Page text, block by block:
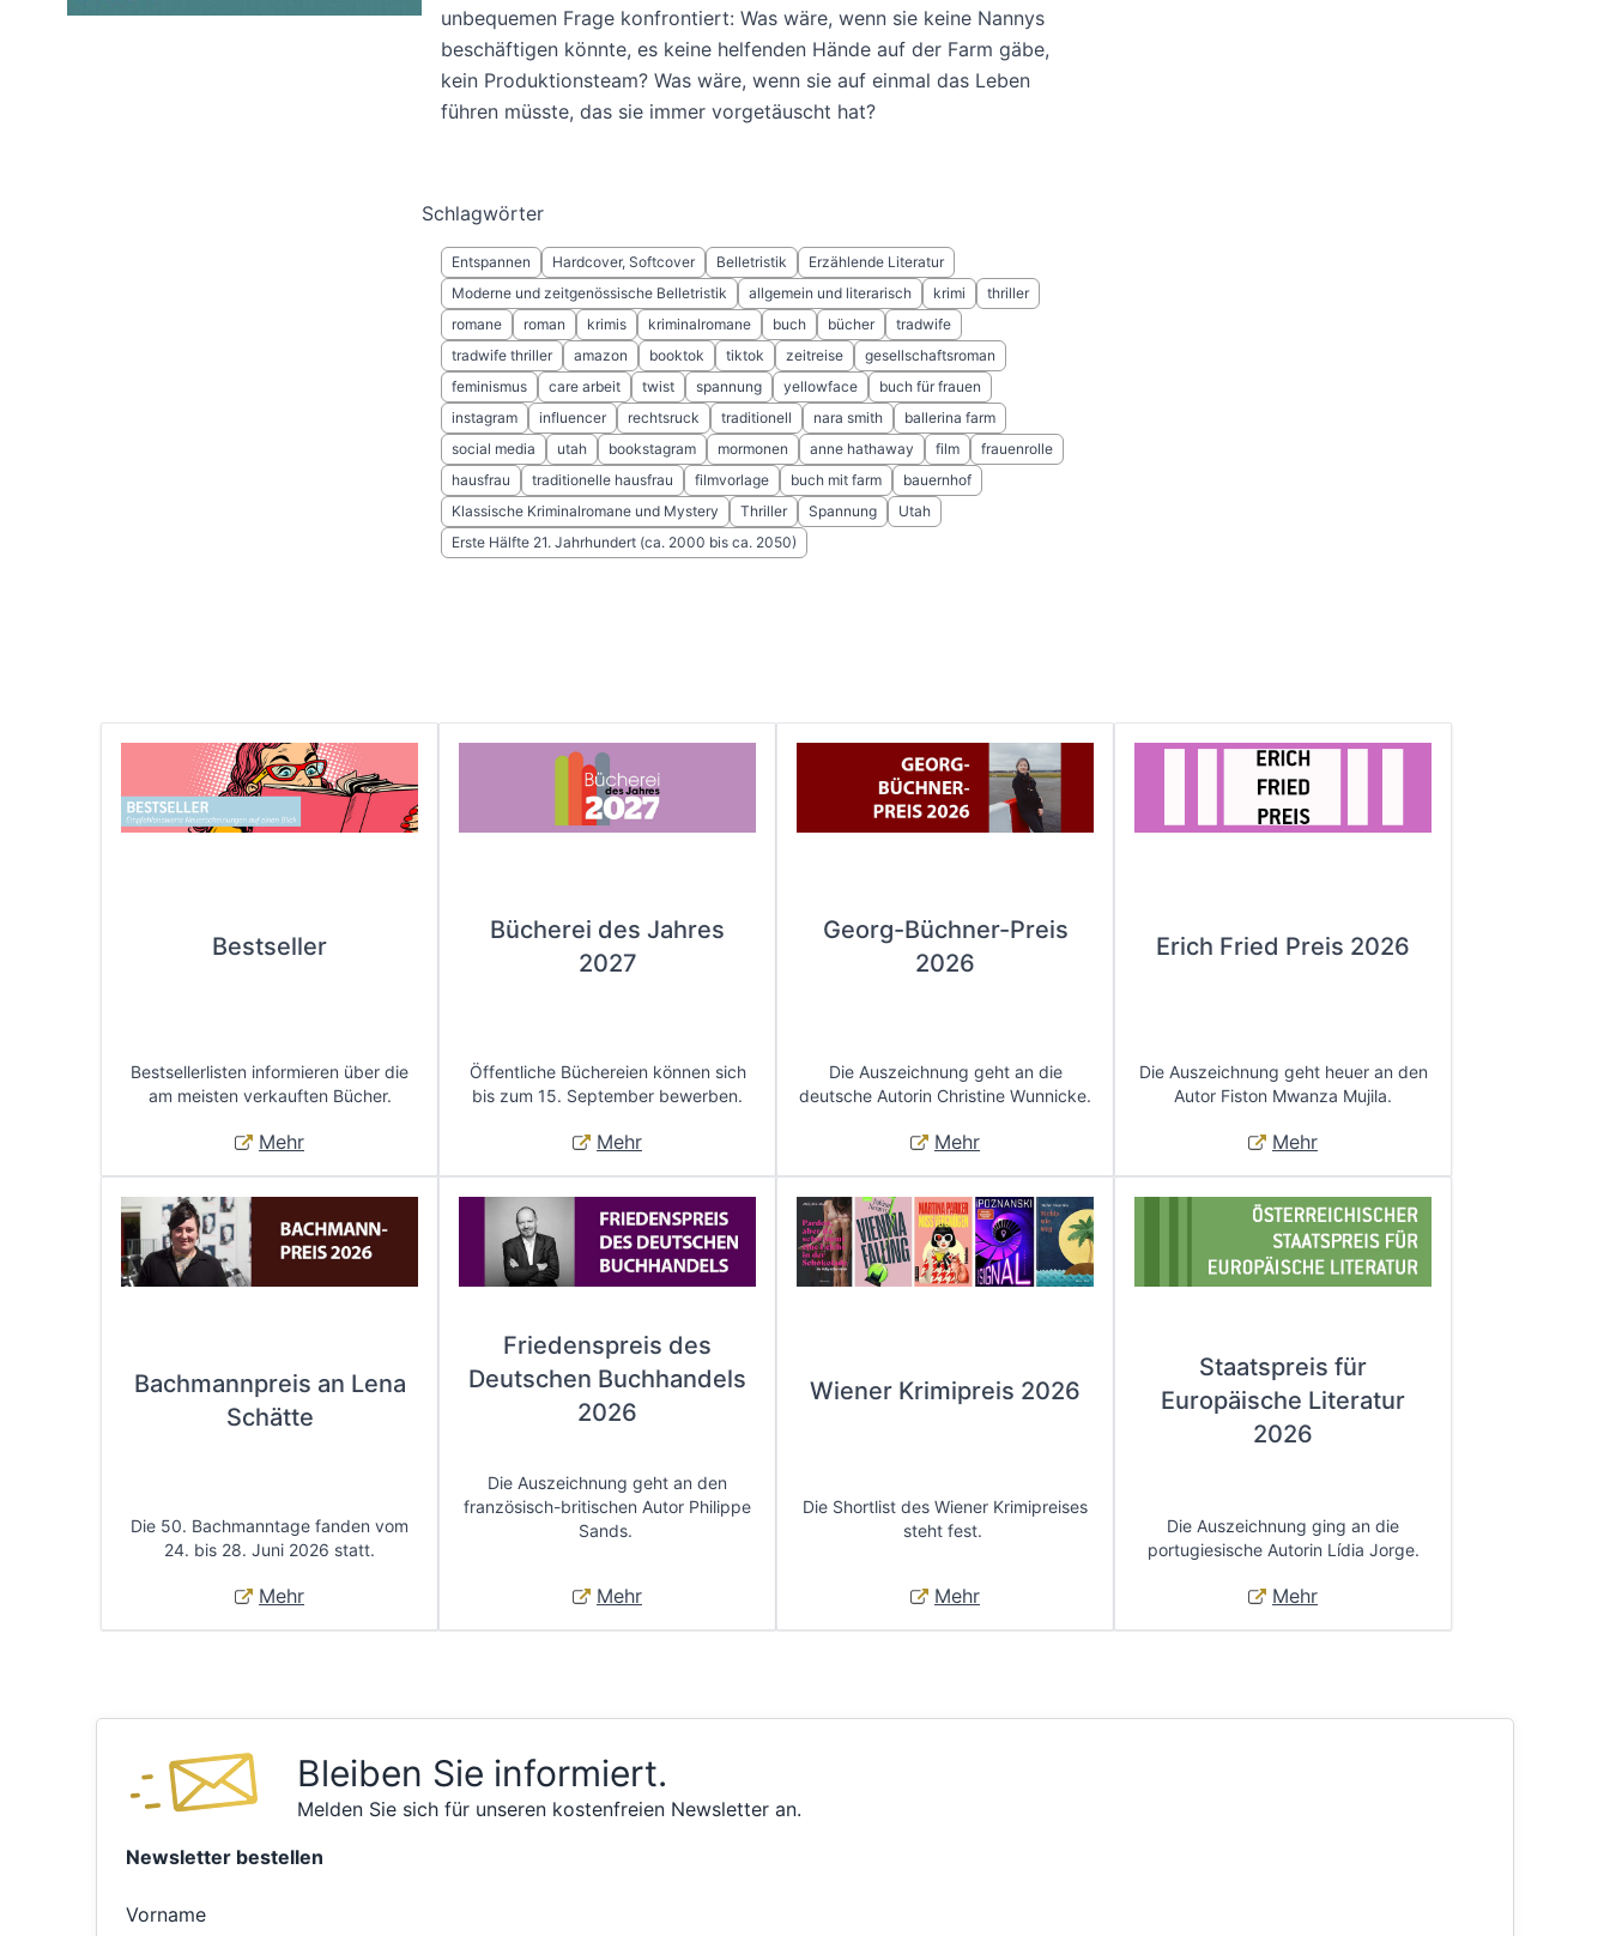
unbequemen Frage konfrontiert: Was wäre, wenn sie keine Nannys
beschäftigen könnte, es keine helfenden Hände auf der Farm gäbe,
kein Produktionsteam? Was wäre, wenn sie auf einmal das Leben
führen müsste, das sie immer vorgetäuscht hat?
Schlagwörter
Entspannen Hardcover, Softcover Belletristik
Erzählende Literatur
Moderne und zeitgenössische Belletristik
allgemein und literarisch krimi
thriller
romane
roman krimis kriminalromane buch bücher
tradwife
tradwife thriller
amazon booktok tiktok zeitreise
gesellschaftsroman
feminismus
care arbeit twist spannung yellowface
buch für frauen
instagram
influencer rechtsruck traditionell nara smith
ballerina farm
social media
utah bookstagram mormonen anne hathaway film
frauenrolle
hausfrau
traditionelle hausfrau filmvorlage buch mit farm
bauernhof
Klassische Kriminalromane und Mystery
Thriller Spannung
Utah
Erste Hälfte 21. Jahrhundert (ca. 2000 bis ca. 2050)
Bestseller
Bestsellerlisten informieren über die
am meisten verkauften Bücher.
Mehr
Bücherei des Jahres
2027
Öffentliche Büchereien können sich
bis zum 15. September bewerben.
Mehr
Georg-Büchner-Preis
2026
Die Auszeichnung geht an die
deutsche Autorin Christine Wunnicke.
Mehr
Erich Fried Preis 2026
Die Auszeichnung geht heuer an den
Autor Fiston Mwanza Mujila.
Mehr
Bachmannpreis an Lena
Schätte
Die 50. Bachmanntage fanden vom
24. bis 28. Juni 2026 statt.
Mehr
Friedenspreis des
Deutschen Buchhandels
2026
Die Auszeichnung geht an den
französisch-britischen Autor Philippe
Sands.
Mehr
Wiener Krimipreis 2026
Die Shortlist des Wiener Krimipreises
steht fest.
Mehr
Staatspreis für
Europäische Literatur
2026
Die Auszeichnung ging an die
portugiesische Autorin Lídia Jorge.
Mehr
Bleiben Sie informiert.
Melden Sie sich für unseren kostenfreien Newsletter an.